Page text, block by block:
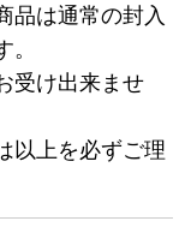
品は通常の封入
受け出来ませ
以上を必ずご理